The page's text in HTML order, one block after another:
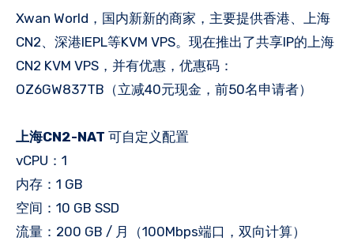
Xwan World，国内新新的商家，主要提供香港、上海
CN2、深港IEPL等KVM VPS。现在推出了共享IP的上海
CN2 KVM VPS，并有优惠，优惠码：
OZ6GW837TB（立减40元现金，前50名申请者）
上海CN2-NAT 可自定义配置
vCPU：1
内存：1 GB
空间：10 GB SSD
流量：200 GB / 月（100Mbps端口，双向计算）